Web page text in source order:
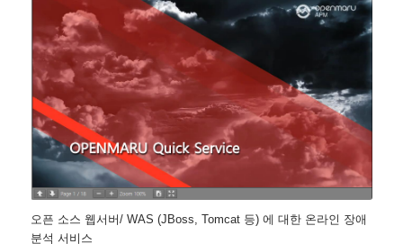
오픈 소스 웹서버/ WAS (JBoss, Tomcat 등) 에 대한 온라인 장애
분석 서비스